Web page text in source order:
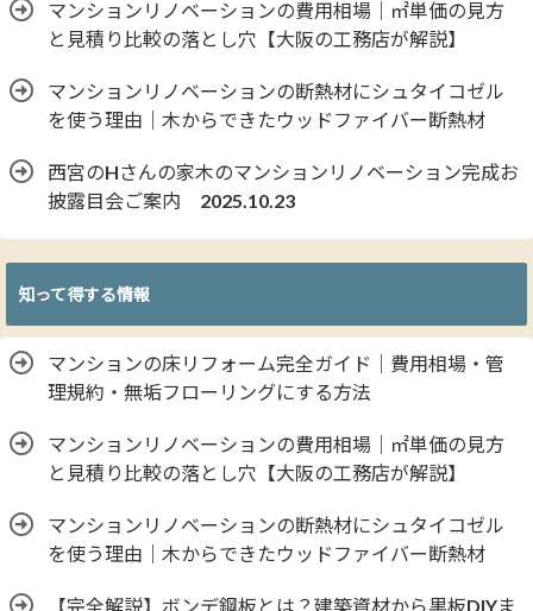
マンションリノベーションの費用相場｜㎡単価の見方
と見積り比較の落とし穴【大阪の工務店が解説】
マンションリノベーションの断熱材にシュタイコゼル
を使う理由｜木からできたウッドファイバー断熱材
西宮のHさんの家木のマンションリノベーション完成お
披露目会ご案内 2025.10.23
知って得する情報
マンションの床リフォーム完全ガイド｜費用相場・管
理規約・無垢フローリングにする方法
マンションリノベーションの費用相場｜㎡単価の見方
と見積り比較の落とし穴【大阪の工務店が解説】
マンションリノベーションの断熱材にシュタイコゼル
を使う理由｜木からできたウッドファイバー断熱材
【完全解説】ボンデ鋼板とは？建築資材から黒板DIYま